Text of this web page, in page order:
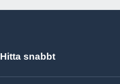
Hitta snabbt